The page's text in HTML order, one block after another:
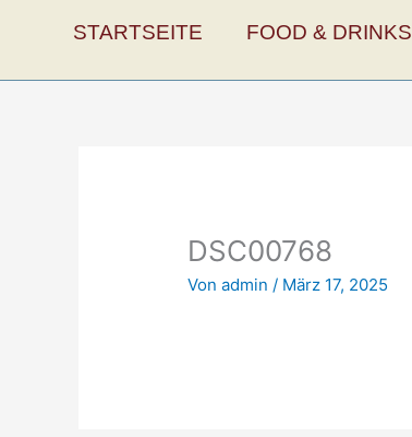
STARTSEITE FOOD & DRINKS
DSC00768
Vonadmin/ März 17, 2025